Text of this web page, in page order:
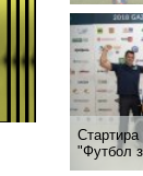
"Футбол